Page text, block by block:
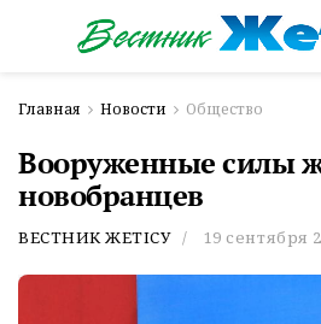
Главная Новости Общество
Вооруженные силы
новобранцев
ВЕСТНИК ЖЕТІСУ 19 сентября